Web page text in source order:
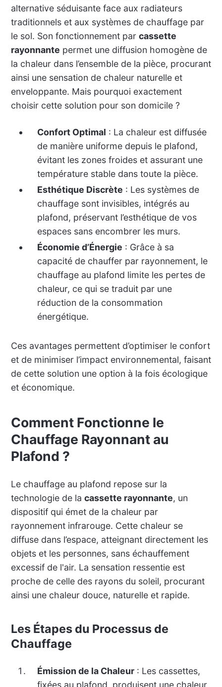
alternative séduisante face aux radiateurs
traditionnels et aux systèmes de chauffage par
le sol. Son fonctionnement par cassette
rayonnante permet une diffusion homogène de
la chaleur dans l’ensemble de la pièce, procurant
ainsi une sensation de chaleur naturelle et
enveloppante. Mais pourquoi exactement
choisir cette solution pour son domicile ?
Confort Optimal : La chaleur est diffusée
de manière uniforme depuis le plafond,
évitant les zones froides et assurant une
température stable dans toute la pièce.
Esthétique Discrète : Les systèmes de
chauffage sont invisibles, intégrés au
plafond, préservant l’esthétique de vos
espaces sans encombrer les murs.
Économie d’Énergie : Grâce à sa
capacité de chauffer par rayonnement, le
chauffage au plafond limite les pertes de
chaleur, ce qui se traduit par une
réduction de la consommation
énergétique.
Ces avantages permettent d’optimiser le confort
et de minimiser l’impact environnemental, faisant
de cette solution une option à la fois écologique
et économique.
Comment Fonctionne le
Chauffage Rayonnant au
Plafond ?
Le chauffage au plafond repose sur la
technologie de la cassette rayonnante, un
dispositif qui émet de la chaleur par
rayonnement infrarouge. Cette chaleur se
diffuse dans l’espace, atteignant directement les
objets et les personnes, sans échauffement
excessif de l'air. La sensation ressentie est
proche de celle des rayons du soleil, procurant
ainsi une chaleur douce, naturelle et rapide.
Les Étapes du Processus de
Chauffage
Émission de la Chaleur: Les cassettes,
fixées au plafond, produisent une chaleur